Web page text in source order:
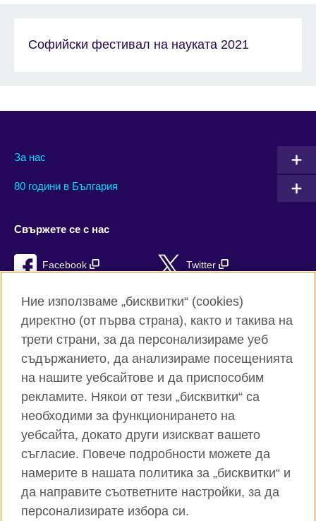
Софийски фестивал на науката 2021
За нас
80 години в България
Свържете се с нас
Facebook Twitter
YouTube
TikTok RSS
Глобален уебсайт на Британски съвет
Поверителност и условия за ползване
Бисквитки
Карта на сайта
© 2026 British Council
Британски съвет е международната организация на
Ние използваме „бисквитки“ (cookies)
директно (от първа страна), както и такива на
трети страни, за да персонализираме уеб
съдържанието, да анализираме посещенията
на нашите уебсайтове и да приспособим
рекламите. Някои от тези „бисквитки“ са
необходими за функционирането на
уебсайта, докато други изискват вашето
съгласие. Повече подробности можете да
намерите в нашата политика за „бисквитки“ и
да направите съответните настройки, за да
персонализирате избора си.